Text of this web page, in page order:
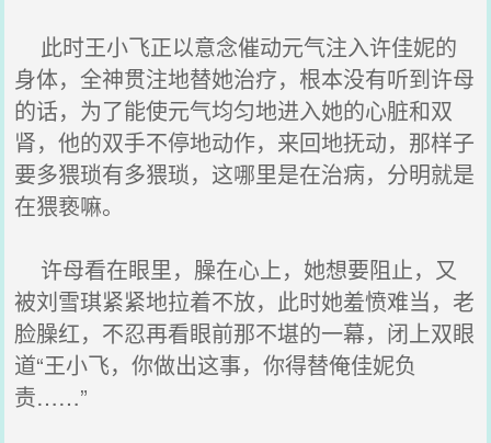
此时王小飞正以意念催动元气注入许佳妮的
身体，全神贯注地替她治疗，根本没有听到许母
的话，为了能使元气均匀地进入她的心脏和双
肾，他的双手不停地动作，来回地抚动，那样子
要多猥琐有多猥琐，这哪里是在治病，分明就是
在猥亵嘛。
许母看在眼里，臊在心上，她想要阻止，又
被刘雪琪紧紧地拉着不放，此时她羞愤难当，老
脸臊红，不忍再看眼前那不堪的一幕，闭上双眼
道“王小飞，你做出这事，你得替俺佳妮负
责……”